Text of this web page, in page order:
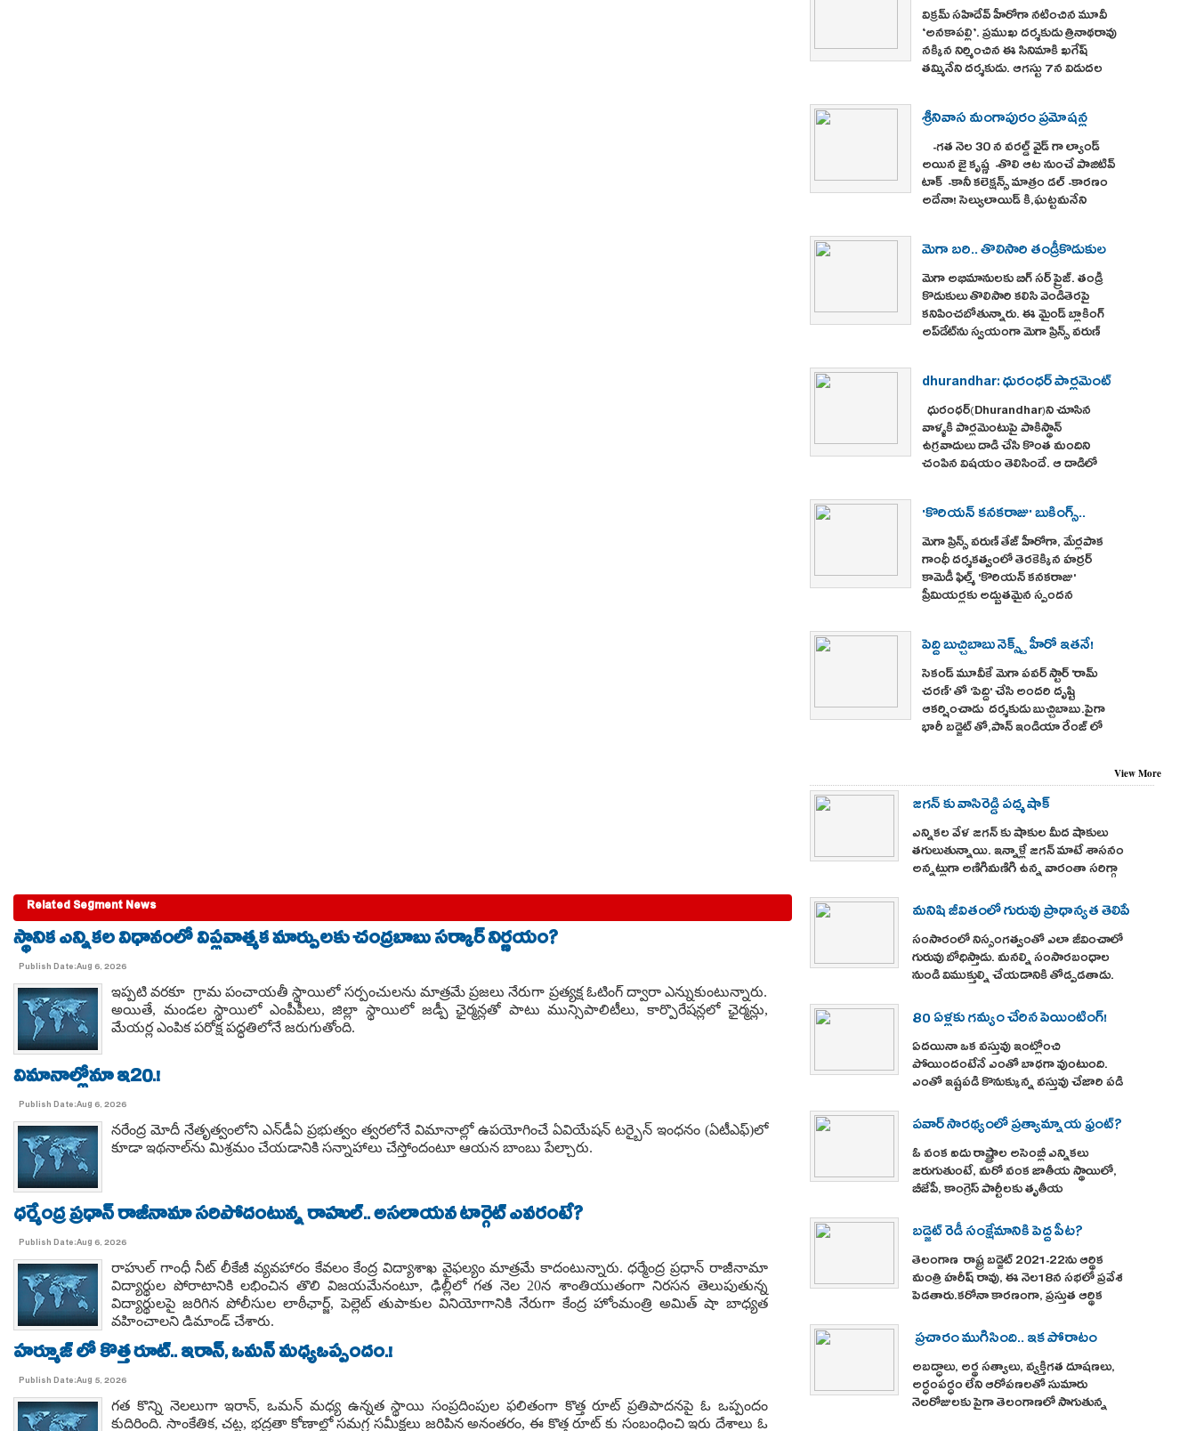
Related Segment News
స్థానిక ఎన్నికల విధానంలో విప్లవాత్మక మార్పులకు చంద్రబాబు సర్కార్ నిర్ణయం?
Publish Date:Aug 6, 2026
ఇప్పటి వరకూ గ్రామ పంచాయతీ స్థాయిలో సర్పంచులను మాత్రమే ప్రజలు నేరుగా ప్రత్యక్ష ఓటింగ్ ద్వారా ఎన్నుకుంటున్నారు.
అయితే, మండల స్థాయిలో ఎంపీపీలు, జిల్లా స్థాయిలో జడ్పీ ఛైర్మన్లతో పాటు మున్సిపాలిటీలు, కార్పొరేషన్లలో ఛైర్మన్లు,
మేయర్ల ఎంపిక పరోక్ష పద్ధతిలోనే జరుగుతోంది.
విమానాల్లోనూ ఇ20.!
Publish Date:Aug 6, 2026
నరేంద్ర మోదీ నేతృత్వంలోని ఎన్‌డీఏ ప్రభుత్వం త్వరలోనే విమానాల్లో ఉపయోగించే ఏవియేషన్ టర్బైన్ ఇంధనం (ఏటీఎఫ్)లో
కూడా ఇథనాల్‌ను మిశ్రమం చేయడానికి సన్నాహాలు చేస్తోందంటూ ఆయన బాంబు పేల్చారు.
ధర్మేంద్ర ప్రధాన్ రాజీనామా సరిపోదంటున్న రాహుల్.. అసలాయన టార్గెట్ ఎవరంటే?
Publish Date:Aug 6, 2026
రాహుల్ గాంధీ నీట్ లీకేజీ వ్యవహారం కేవలం కేంద్ర విద్యాశాఖ వైఫల్యం మాత్రమే కాదంటున్నారు. ధర్మేంద్ర ప్రధాన్ రాజీనామా
విద్యార్థుల పోరాటానికి లభించిన తొలి విజయమేనంటూ, ఢిల్లీలో గత నెల 20న శాంతియుతంగా నిరసన తెలుపుతున్న
విద్యార్థులపై జరిగిన పోలీసుల లాఠీఛార్జ్, పెల్లెట్ తుపాకుల వినియోగానికి నేరుగా కేంద్ర హోంమంత్రి అమిత్ షా బాధ్యత
వహించాలని డిమాండ్ చేశారు.
హర్మూజ్ లో కొత్త రూట్.. ఇరాన్, ఒమన్ మధ్యఒప్పందం.!
Publish Date:Aug 5, 2026
గత కొన్ని నెలలుగా ఇరాన్, ఒమన్ మధ్య ఉన్నత స్థాయి సంప్రదింపుల ఫలితంగా కొత్త రూట్ ప్రతిపాదనపై ఓ ఒప్పందం
కుదిరింది. సాంకేతిక, చట్ట, భద్రతా కోణాల్లో సమగ్ర సమీక్షలు జరిపిన అనంతరం, ఈ కొత్త రూట్ కు సంబంధించి ఇరు దేశాలు ఓ